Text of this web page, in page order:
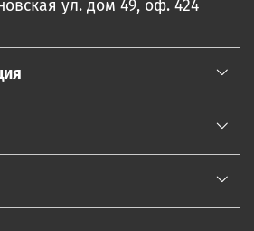
ул. дом 49, оф. 424